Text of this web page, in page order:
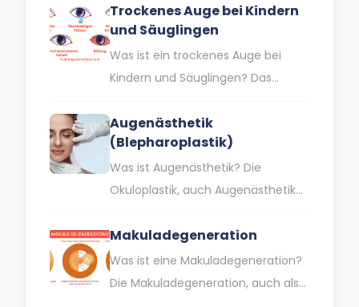
Intraokularlinsen, die Ihnen helfen,
ohne Brille in der Nähe, auf…
Trockenes Auge bei Kindern
und Säuglingen
Was ist ein trockenes Auge bei
Kindern und Säuglingen? Das
gemeinhin annimmt, dass es im…
Augenästhetik
(Blepharoplastik)
Was ist Augenästhetik? Die
Okuloplastik, auch Augenästhetik
sich mit ästhetischen Problemen
rund um die Augen,…
Makuladegeneration
Was ist eine Makuladegeneration?
Die Makuladegeneration, auch als